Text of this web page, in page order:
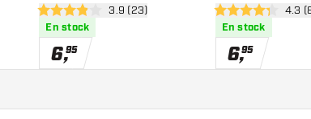
abrir panel de reseñas
3.9 estrellas de puntuación
3.9 (23)
En stock
6,95
abrir
4.3 estrellas de4.3
En stock
6,95